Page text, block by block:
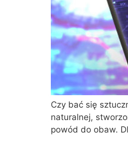
Czy bać się
naturalnej,
powód do obaw.